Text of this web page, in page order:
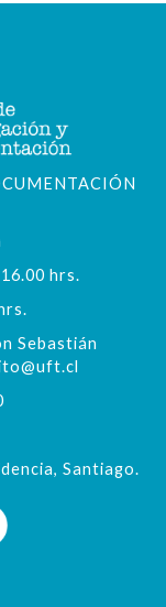
hrs.
Sebastián
Santiago.